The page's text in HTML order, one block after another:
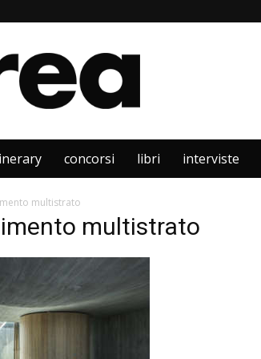
concorsi libri interviste
multistrato
multistrato